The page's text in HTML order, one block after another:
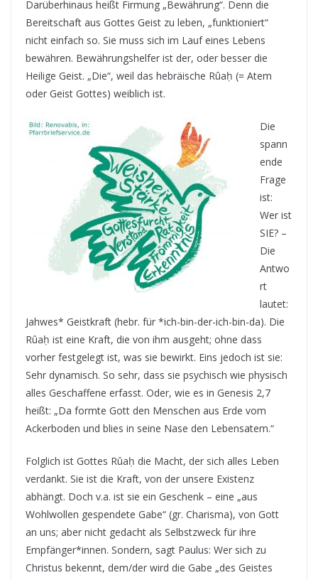
Darüberhinaus heißt Firmung „Bewährung“. Denn die
Bereitschaft aus Gottes Geist zu leben, „funktioniert“
nicht einfach so. Sie muss sich im Lauf eines Lebens
bewähren. Bewährungshelfer ist der, oder besser die
Heilige Geist. „Die“, weil das hebräische Rûaḥ (= Atem
oder Geist Gottes) weiblich ist.
Die
spann
ende
Frage
ist:
Wer ist
SIE? –
Die
Antwo
rt
lautet:
Jahwes* Geistkraft (hebr. für *ich-bin-der-ich-bin-da). Die
Rûaḥ ist eine Kraft, die von ihm ausgeht; ohne dass
vorher festgelegt ist, was sie bewirkt. Eins jedoch ist sie:
Sehr dynamisch. So sehr, dass sie psychisch wie physisch
alles Geschaffene erfasst. Oder, wie es in Genesis 2,7
heißt: „Da formte Gott den Menschen aus Erde vom
Ackerboden und blies in seine Nase den Lebensatem.“
Folglich ist Gottes Rûaḥ die Macht, der sich alles Leben
verdankt. Sie ist die Kraft, von der unsere Existenz
abhängt. Doch v.a. ist sie ein Geschenk – eine „aus
Wohlwollen gespendete Gabe“ (gr. Charisma), von Gott
an uns; aber nicht gedacht als Selbstzweck für ihre
Empfänger*innen. Sondern, sagt Paulus: Wer sich zu
Christus bekennt, dem/der wird die Gabe „des Geistes